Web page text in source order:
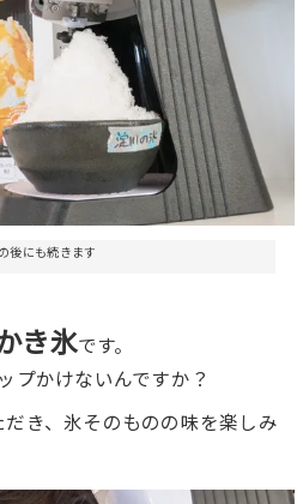
後にも続きます
き氷です。
プかけないんですか？
だき、氷そのものの味を楽しみ